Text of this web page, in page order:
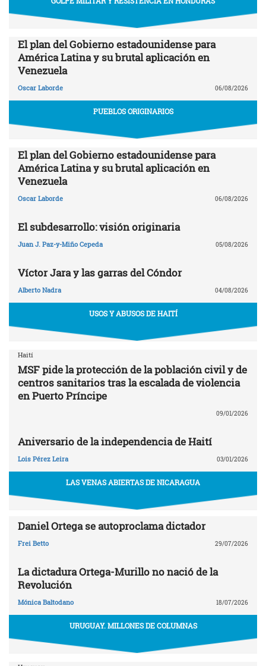
El plan del Gobierno estadounidense para
América Latina y su brutal aplicación en
Venezuela
Oscar Laborde 06/08/2026
PUEBLOS ORIGINARIOS
El plan del Gobierno estadounidense para
América Latina y su brutal aplicación en
Venezuela
Oscar Laborde 06/08/2026
El subdesarrollo: visión originaria
Juan J. Paz-y-Miño Cepeda 05/08/2026
Víctor Jara y las garras del Cóndor
Alberto Nadra 04/08/2026
USOS Y ABUSOS DE HAITÍ
Haití
MSF pide la protección de la población civil y de
centros sanitarios tras la escalada de violencia
en Puerto Príncipe
09/01/2026
Aniversario de la independencia de Haití
Lois Pérez Leira 03/01/2026
LAS VENAS ABIERTAS DE NICARAGUA
Daniel Ortega se autoproclama dictador
Frei Betto 29/07/2026
La dictadura Ortega-Murillo no nació de la
Revolución
Mónica Baltodano 18/07/2026
URUGUAY. MILLONES DE COLUMNAS